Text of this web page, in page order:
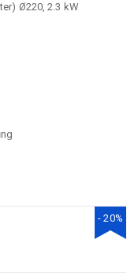
Ø220, 2.3 kW
- 20%